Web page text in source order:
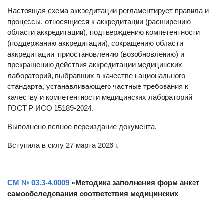
Настоящая схема аккредитации регламентирует правила и
процессы, относящиеся к аккредитации (расширению
области аккредитации), подтверждению компетентности
(поддержанию аккредитации), сокращению области
аккредитации, приостановлению (возобновлению) и
прекращению действия аккредитации медицинских
лабораторий, выбравших в качестве национального
стандарта, устанавливающего частные требования к
качеству и компетентности медицинских лабораторий,
СМ № 03.3-4.0009«Методика заполнения форм анкет